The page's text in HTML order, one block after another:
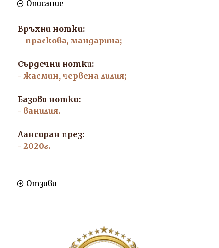
Описание
Връхни нотки:
- праскова, мандарина;
Сърдечни нотки:
- жасмин, червена лилия;
Базови нотки:
- ванилия.
Лансиран през:
- 2020г.
Отзиви